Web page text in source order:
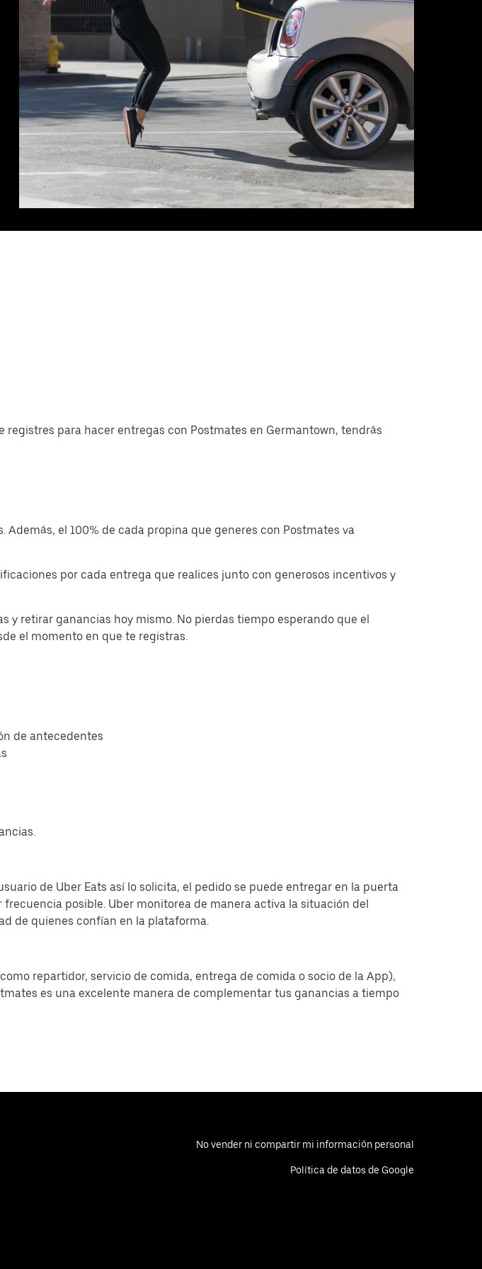
para hacer entregas con Postmates en Germantown, tendrás
el 100% de cada propina que generes con Postmates va
por cada entrega que realices junto con generosos incentivos y
y retirar ganancias hoy mismo. No pierdas tiempo esperando que el
el momento en que te registras.
de antecedentes
de Uber Eats así lo solicita, el pedido se puede entregar en la puerta
posible. Uber monitorea de manera activa la situación del
de quienes confían en la plataforma.
repartidor, servicio de comida, entrega de comida o socio de la App),
es una excelente manera de complementar tus ganancias a tiempo
No vender ni compartir mi información personal
Política de datos de Google